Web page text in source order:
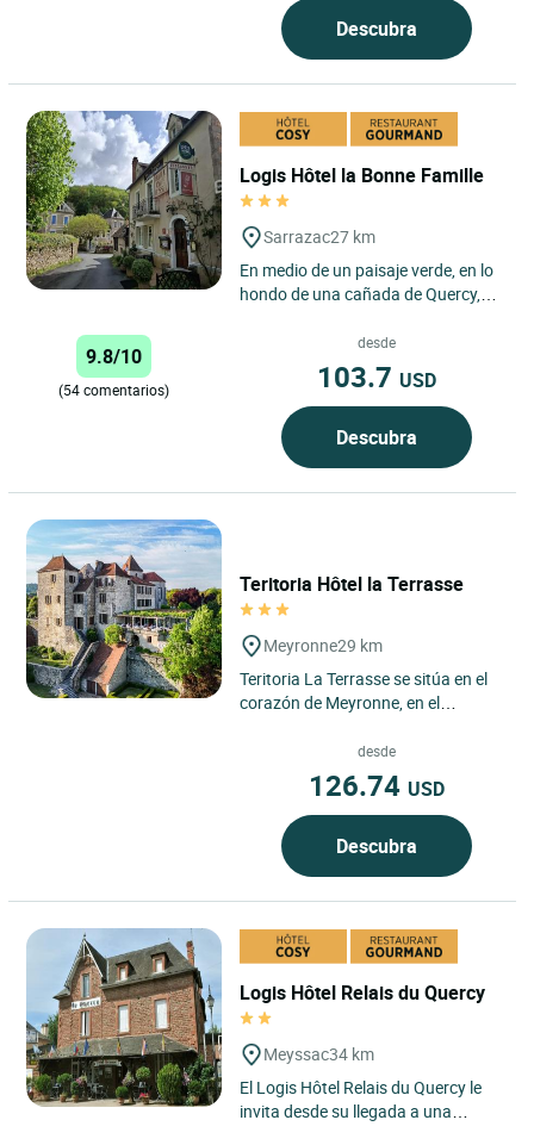
Descubra
Logis Hôtel la Bonne Famille
Sarrazac27 km
En medio de un paisaje verde, en lo
hondo de una cañada de Quercy,
Frente a la vieja...
9.8/10
(54 comentarios)
desde
103.7 USD
Descubra
Teritoria Hôtel la Terrasse
Meyronne29 km
Teritoria La Terrasse se sitúa en el
corazón de Meyronne, en el
minutos del valle del Dordoña...
desde
126.74 USD
Descubra
Logis Hôtel Relais du Quercy
Meyssac34 km
El Logis Hôtel Relais du Quercy le
invita desde su llegada a una